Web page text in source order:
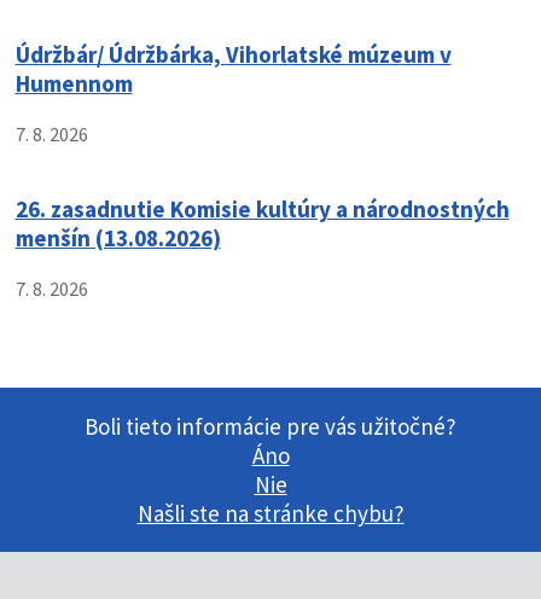
Údržbár/ Údržbárka, Vihorlatské múzeum v
Humennom
7. 8. 2026
26. zasadnutie Komisie kultúry a národnostných
menšín (13.08.2026)
7. 8. 2026
Boli tieto informácie pre vás užitočné?
Áno
Nie
Našli ste na stránke chybu?